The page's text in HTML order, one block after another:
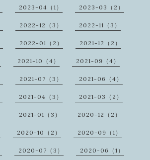
2023-04（1） 2023-03（2）
2022-12（3） 2022-11（3）
2022-01（2） 2021-12（2）
2021-10（4） 2021-09（4）
2021-07（3） 2021-06（4）
2021-04（3） 2021-03（2）
2021-01（3） 2020-12（2）
2020-10（2） 2020-09（1）
2020-07（3） 2020-06（1）